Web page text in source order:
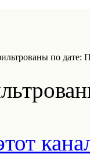
по дате: